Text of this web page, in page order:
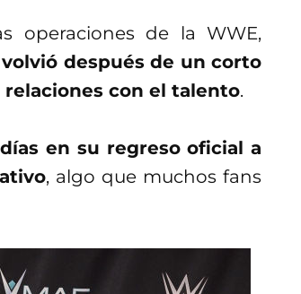
operaciones de la WWE,
después de un corto
con el talento.
en su regreso oficial a
, algo que muchos fans